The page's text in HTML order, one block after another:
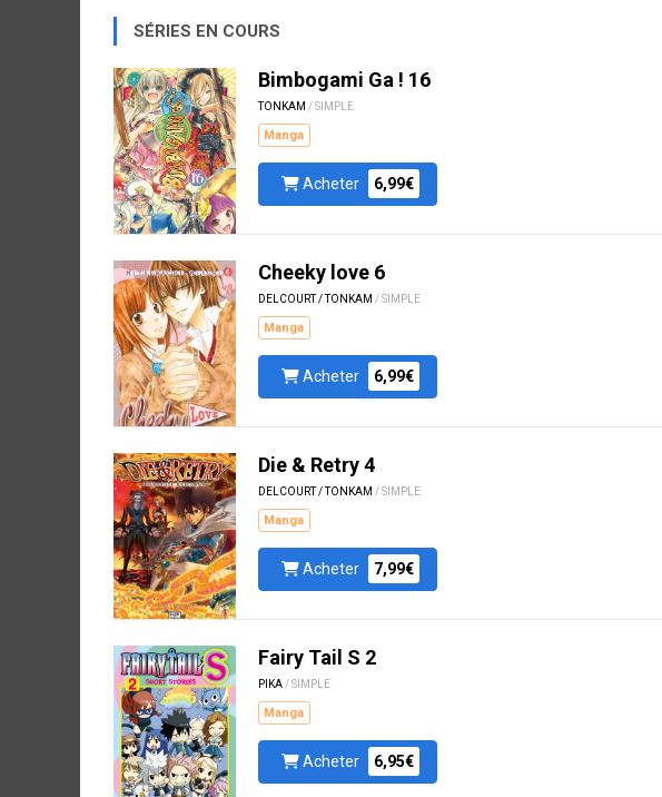
SÉRIES EN COURS
Bimbogami Ga ! 16
TONKAM / SIMPLE
Manga
Acheter 6,99€
Cheeky love 6
DELCOURT / TONKAM / SIMPLE
Manga
Acheter 6,99€
Die & Retry 4
DELCOURT / TONKAM / SIMPLE
Manga
Acheter 7,99€
Fairy Tail S 2
PIKA / SIMPLE
Manga
Acheter 6,95€